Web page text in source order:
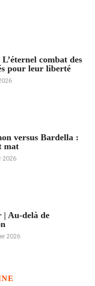
combat des
pour leur liberté
versus Bardella :
mat
2026
| Au-delà de
2026